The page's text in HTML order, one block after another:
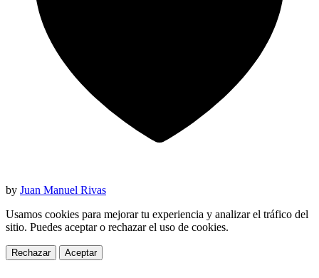
by Juan Manuel Rivas
Usamos cookies para mejorar tu experiencia y analizar el tráfico del
sitio. Puedes aceptar o rechazar el uso de cookies.
Rechazar Aceptar